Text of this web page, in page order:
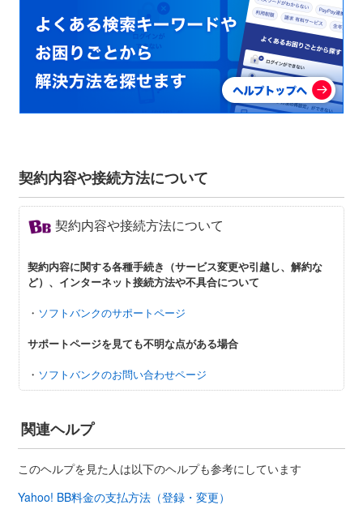
契約内容や接続方法について
契約内容や接続方法について
契約内容に関する各種手続き（サービス変更や引越し、解約な
ど）、インターネット接続方法や不具合について
・ ソフトバンクのサポートページ
サポートページを見ても不明な点がある場合
・ ソフトバンクのお問い合わせページ
関連ヘルプ
このヘルプを見た人は以下のヘルプも参考にしています
Yahoo! BB料金の支払方法（登録・変更）